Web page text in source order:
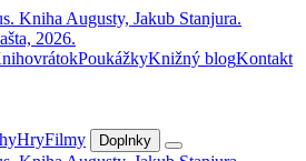
PoukážkyKnižný blogKontakt
HryFilmy Doplnky